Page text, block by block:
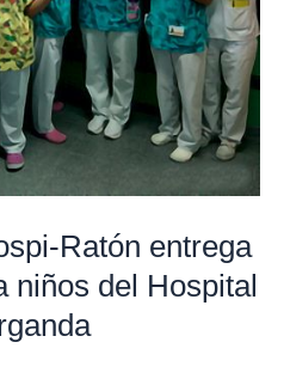
Ratón entrega
niños del Hospital